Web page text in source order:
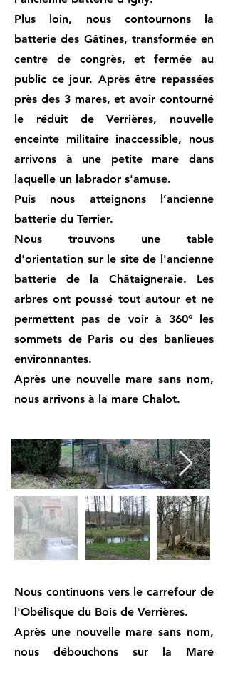
Plus loin, nous contournons la
batterie des Gâtines, transformée en
centre de congrès, et fermée au
public ce jour. Après être repassées
près des 3 mares, et avoir contourné
le réduit de Verrières, nouvelle
enceinte militaire inaccessible, nous
arrivons à une petite mare dans
laquelle un labrador s'amuse.
Puis nous atteignons l’ancienne
batterie du Terrier.
Nous trouvons une table
d'orientation sur le site de l'ancienne
batterie de la Châtaigneraie. Les
arbres ont poussé tout autour et ne
permettent pas de voir à 360° les
sommets de Paris ou des banlieues
environnantes.
Après une nouvelle mare sans nom,
nous arrivons à la mare Chalot.
Nous continuons vers le carrefour de
l'Obélisque du Bois de Verrières.
Après une nouvelle mare sans nom,
nous débouchons sur la Mare